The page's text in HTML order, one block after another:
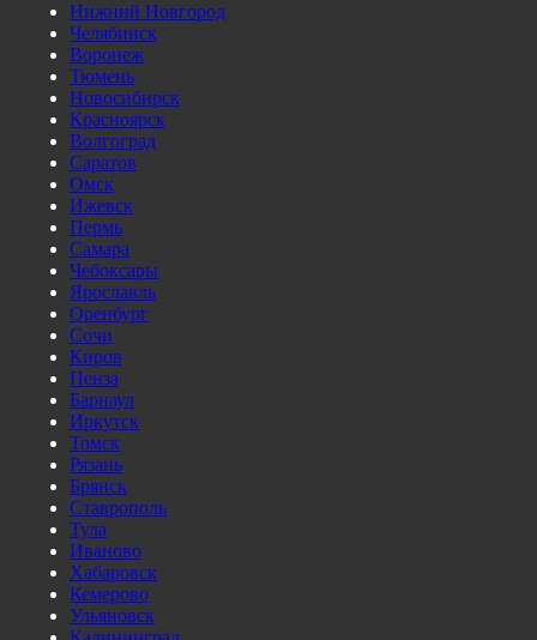
Нижний Новгород
Челябинск
Воронеж
Тюмень
Новосибирск
Красноярск
Волгоград
Саратов
Омск
Ижевск
Пермь
Самара
Чебоксары
Ярославль
Оренбург
Сочи
Киров
Пенза
Барнаул
Иркутск
Томск
Рязань
Брянск
Ставрополь
Тула
Иваново
Хабаровск
Кемерово
Ульяновск